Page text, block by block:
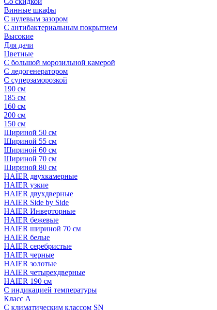
Винные шкафы
С нулевым зазором
С антибактериальным покрытием
Высокие
Для дачи
Цветные
С большой морозильной камерой
С ледогенератором
С суперзаморозкой
190 см
185 см
160 см
200 см
150 см
Шириной 50 см
Шириной 55 см
Шириной 60 см
Шириной 70 см
Шириной 80 см
HAIER двухкамерные
HAIER узкие
HAIER двухдверные
HAIER Side by Side
HAIER Инверторные
HAIER бежевые
HAIER шириной 70 см
HAIER белые
HAIER серебристые
HAIER черные
HAIER золотые
HAIER четырехдверные
HAIER 190 см
С индикацией температуры
Класс A
С климатическим классом SN